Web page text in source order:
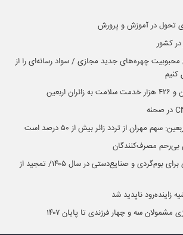
تحول در آموزش و پرورش
چهره‌های جدید مجازی / سواد رسانه‌ای را از
کنیم
مهران از تردد زائر بیش از ۵۰ درصد است
بی‌رحم مصرف‌کنندگان
تسهیلات ۱۲.۳ همتی برای بوم‌گردی و صنایع‌دستی در سال ۱۴۰۵/ تمجید از
سه و چهار فرزندی تا پایان ۱۴۰۷